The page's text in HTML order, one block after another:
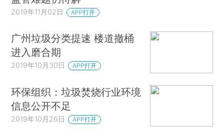
2019年11月02日 APP打开
广州垃圾分类提速 楼道撤桶
进入磨合期
2019年10月30日 APP打开
环保组织：垃圾焚烧行业环境
信息公开不足
2019年10月26日 APP打开